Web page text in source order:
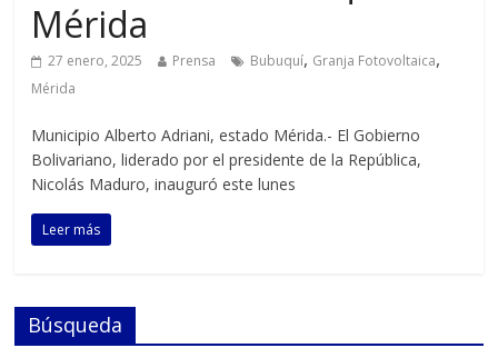
Mérida
27 enero, 2025 Prensa Bubuquí, Granja Fotovoltaica,
Mérida
Municipio Alberto Adriani, estado Mérida.- El Gobierno
Bolivariano, liderado por el presidente de la República,
Nicolás Maduro, inauguró este lunes
Leer más
Búsqueda